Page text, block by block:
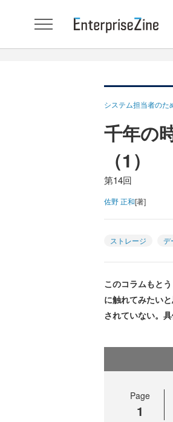
システム担当者のた
千年の
（1）
第14回
佐野 正和[著]
ストレージ デ
このコラムもと
に触れてみたい
されていない。
Page
1